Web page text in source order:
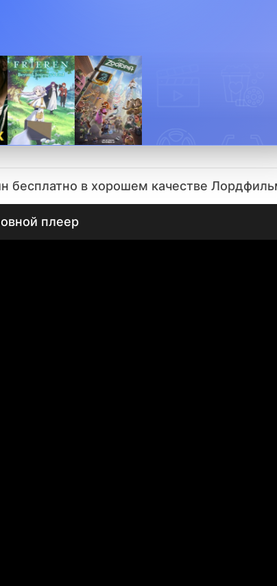
бесплатно в хорошем качестве
плеер